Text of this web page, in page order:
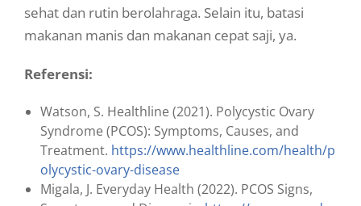
sehat dan rutin berolahraga. Selain itu, batasi
makanan manis dan makanan cepat saji, ya.
Referensi:
Watson, S. Healthline (2021). Polycystic Ovary
Syndrome (PCOS): Symptoms, Causes, and
Treatment. https://www.healthline.com/health/p
olycystic-ovary-disease
Migala, J. Everyday Health (2022). PCOS Signs,